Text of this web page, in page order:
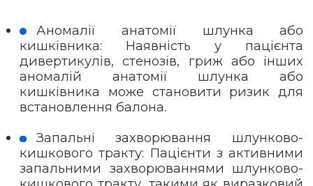
Аномалії анатомії шлунка або
кишківника: Наявність у пацієнта
дивертикулів, стенозів, гриж або інших
аномалій анатомії шлунка або
кишківника може становити ризик для
встановлення балона.
Запальні захворювання шлунково-
кишкового тракту: Пацієнти з активними
запальними захворюваннями шлунково-